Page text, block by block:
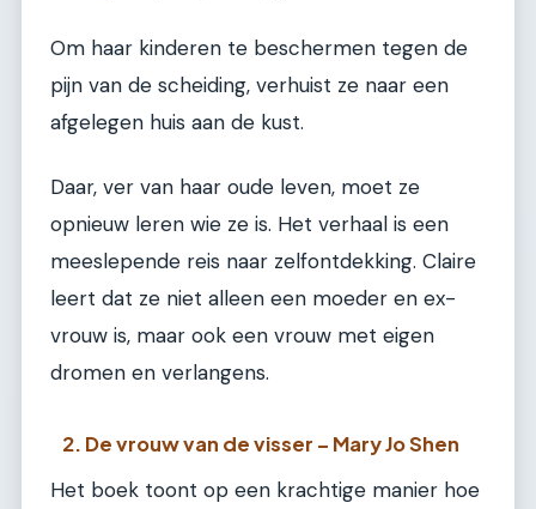
Om haar kinderen te beschermen tegen de
pijn van de scheiding, verhuist ze naar een
afgelegen huis aan de kust.
Daar, ver van haar oude leven, moet ze
opnieuw leren wie ze is. Het verhaal is een
meeslepende reis naar zelfontdekking. Claire
leert dat ze niet alleen een moeder en ex-
vrouw is, maar ook een vrouw met eigen
dromen en verlangens.
2. De vrouw van de visser – Mary Jo Shen
Het boek toont op een krachtige manier hoe